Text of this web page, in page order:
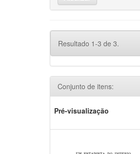
Resultado 1-3 de 3.
Conjunto de itens:
Pré-visualização